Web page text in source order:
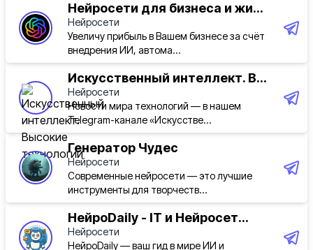
Hейросети для бизнеса и жи...
Нейросети
Увеличу прибыль в Вашем бизнесе за счёт
внедрения ИИ, автома...
Искусственный интеллект. В...
Нейросети
Новости мира технологий — в нашем
Telegram-канале «Искусстве...
Генератор Чудес
Нейросети
Современные нейросети — это лучшие
инструменты для творчеств...
НейроDaily - IT и Нейросет...
Нейросети
НейроDaily — ваш гид в мире ИИ и